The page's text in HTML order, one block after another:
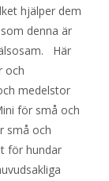
hjälper dem
denna är
Här
och
medelstor
för små och
små och
för hundar